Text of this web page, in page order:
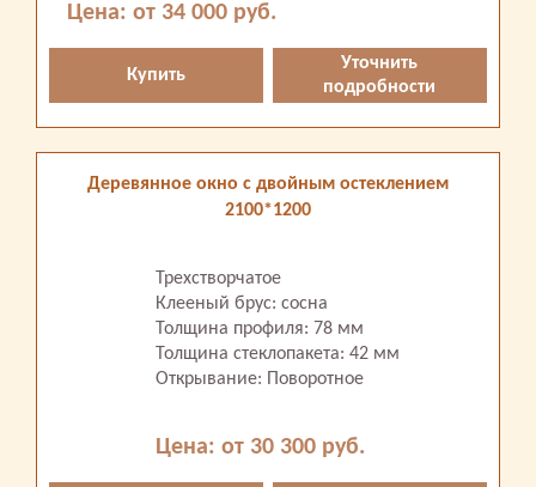
Цена: от 34 000 руб.
Купить
Уточнить
подробности
Деревянное окно с двойным остеклением
2100*1200
Трехстворчатое
Клееный брус: сосна
Толщина профиля: 78 мм
Толщина стеклопакета: 42 мм
Открывание: Поворотное
Цена: от 30 300 руб.